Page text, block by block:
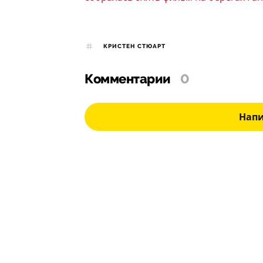
КРИСТЕН СТЮАРТ
Комментарии 0